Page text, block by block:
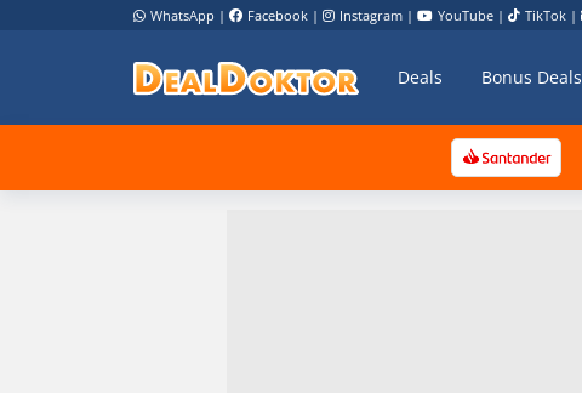
WhatsApp | Facebook | Instagram | YouTube | TikTok |
Deals Bonus Deals